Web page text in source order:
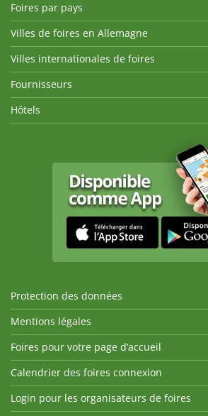
Foires par pays
Villes de foires en Allemagne
Villes internationales de foires
Fournisseurs
Hôtels
Protection des données
Mentions légales
Foires pour votre page d’accueil
Calendrier des foires connexion
Login pour les organisateurs de foires